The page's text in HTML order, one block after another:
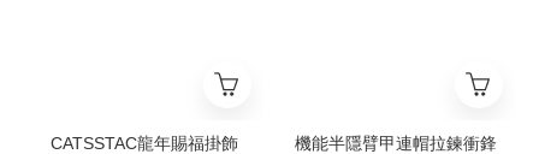
CATSSTAC龍年賜福掛飾
機能半隱臂甲連帽拉鍊衝鋒